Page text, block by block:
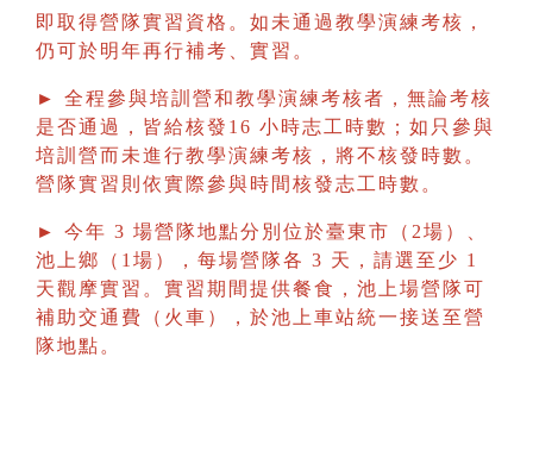
即取得營隊實習資格。如未通過教學演練考核，
仍可於明年再行補考、實習。
► 全程參與培訓營和教學演練考核者，無論考核
是否通過，皆給核發16 小時志工時數；如只參與
培訓營而未進行教學演練考核，將不核發時數。
營隊實習則依實際參與時間核發志工時數。
► 今年 3 場營隊地點分別位於臺東市（2場）、
池上鄉（1場），每場營隊各 3 天，請選至少 1
天觀摩實習。實習期間提供餐食，池上場營隊可
補助交通費（火車），於池上車站統一接送至營
隊地點。